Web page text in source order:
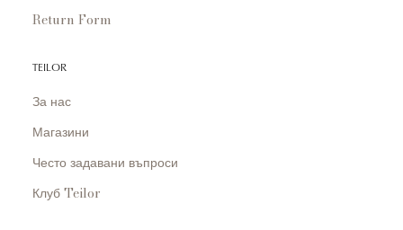
Return Form
TEILOR
За нас
Магазини
Често задавани въпроси
Клуб Teilor